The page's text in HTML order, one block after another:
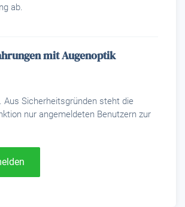
ab.
mit Augenoptik
Aus Sicherheitsgründen steht die
nur angemeldeten Benutzern zur